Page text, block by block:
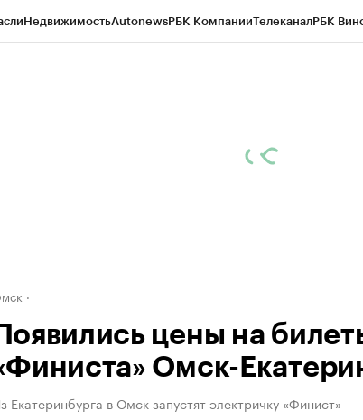
НедвижимостьAutonewsРБК КомпанииТелеканалРБК
цены на
Омск-
Екатеринбурга в Омск запустят электричку «Финист»